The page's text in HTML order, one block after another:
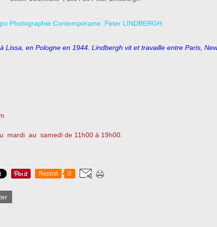
Lissa, en Pologne en 1944. Lindbergh vit et travaille entre Paris,
mardi au samedi de 11h00 à 19h00.
Repost 0